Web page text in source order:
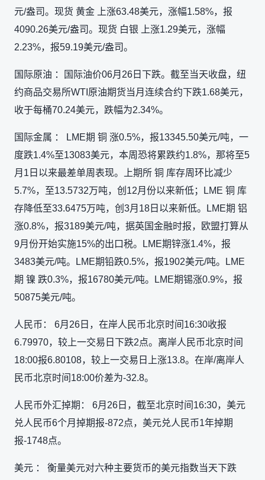
元/盎司。现货 黄金 上涨63.48美元，涨幅1.58%，报
4090.26美元/盎司。现货 白银 上涨1.29美元，涨幅
2.23%，报59.19美元/盎司。
国际原油 ：国际油价06月26日下跌。截至当天收盘，纽
约商品交易所WTI原油期货当月连续合约下跌1.68美元，
收于每桶70.24美元，跌幅为2.34%。
国际金属 ： LME期 铜 涨0.5%，报13345.50美元/吨，一
度跌1.4%至13083美元，本周恐将累跌约1.8%，那将至5
月1日以来最差单周表现。上期所 铜 库存周环比减少
5.7%，至13.5732万吨，创12月份以来新低；LME 铜 库
存降低至33.6475万吨，创3月18日以来新低。LME期 铝
涨0.8%，报3189美元/吨，据英国金融时报，欧盟打算从
9月份开始实施15%的出口税。LME期锌涨1.4%，报
3483美元/吨。LME期铅跌0.5%，报1902美元/吨。LME
期 镍 跌0.3%，报16780美元/吨。LME期锡涨0.9%，报
50875美元/吨。
人民币： 6月26日，在岸人民币北京时间16:30收报
6.79970，较上一交易日下跌2点。离岸人民币北京时间
18:00报6.80108，较上一交易日上涨13.8。在岸/离岸人
民币北京时间18:00价差为-32.8。
人民币外汇掉期： 6月26日，截至北京时间16:30，美元
兑人民币6个月掉期报-872点，美元兑人民币1年掉期
报-1748点。
美元 ： 衡量美元对六种主要货币的美元指数当天下跌